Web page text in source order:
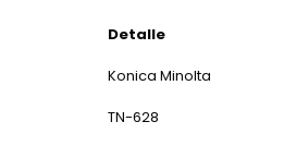
Detalle
Konica Minolta
TN-628